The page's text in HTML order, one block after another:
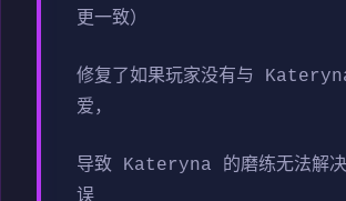
更一致）
修复了如果玩家没有与
爱，
导致 Kateryna 的磨练无法解决